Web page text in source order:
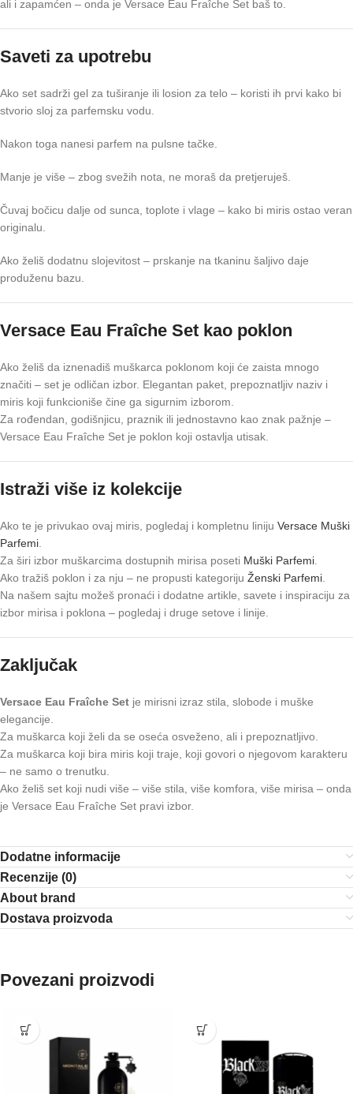
ali i zapamćen – onda je Versace Eau Fraîche Set baš to.
Saveti za upotrebu
Ako set sadrži gel za tuširanje ili losion za telo – koristi ih prvi kako bi
stvorio sloj za parfemsku vodu.
Nakon toga nanesi parfem na pulsne tačke.
Manje je više – zbog svežih nota, ne moraš da pretjeruješ.
Čuvaj bočicu dalje od sunca, toplote i vlage – kako bi miris ostao veran
originalu.
Ako želiš dodatnu slojevitost – prskanje na tkaninu šaljivo daje
produženu bazu.
Versace Eau Fraîche Set kao poklon
Ako želiš da iznenadiš muškarca poklonom koji će zaista mnogo
značiti – set je odličan izbor. Elegantan paket, prepoznatljiv naziv i
miris koji funkcioniše čine ga sigurnim izborom.
Za rođendan, godišnjicu, praznik ili jednostavno kao znak pažnje –
Versace Eau Fraîche Set je poklon koji ostavlja utisak.
Istraži više iz kolekcije
Ako te je privukao ovaj miris, pogledaj i kompletnu liniju Versace Muški
Parfemi
Za širi izbor muškarcima dostupnih mirisa poseti Muški Parfemi
Ako tražiš poklon i za nju – ne propusti kategoriju Ženski Parfemi
Na našem sajtu možeš pronaći i dodatne artikle, savete i inspiraciju za
izbor mirisa i poklona – pogledaj i druge setove i linije.
Zaključak
Versace Eau Fraîche Set je mirisni izraz stila, slobode i muške
elegancije.
Za muškarca koji želi da se oseća osveženo, ali i prepoznatljivo.
Za muškarca koji bira miris koji traje, koji govori o njegovom karakteru
– ne samo o trenutku.
Ako želiš set koji nudi više – više stila, više komfora, više mirisa – onda
je Versace Eau Fraîche Set pravi izbor.
Dodatne informacije
Recenzije (0)
About brand
Dostava proizvoda
Povezani proizvodi